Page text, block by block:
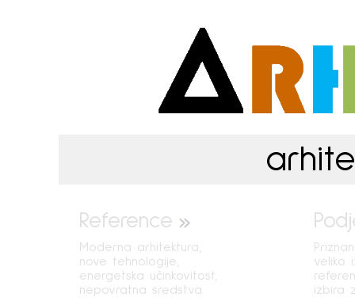
Reference
Moderna arhitektura,
nove tehnologije,
energetska učinkovitost,
nepovratna sredstva.
veliko
izbira